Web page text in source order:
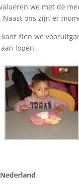
we met de
Naast ons zijn er
kant zien we
lopen.